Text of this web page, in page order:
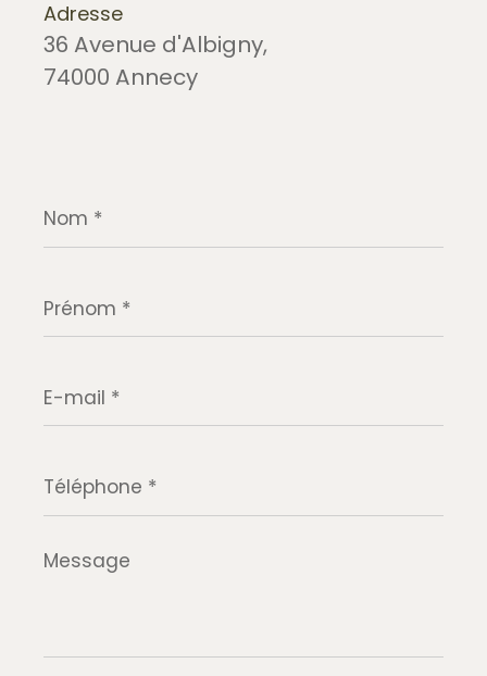
Adresse
36 Avenue d'Albigny,
74000 Annecy
*
*
mail
*
*
Message
*